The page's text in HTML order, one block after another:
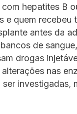
hepatites B
e quem recebeu
antes da
de
drogas
nas
investigadas,